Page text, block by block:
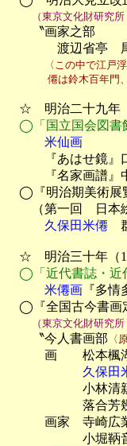
（東京文化財研究
〝画家之部
渡辺省亭　尾
〈この中で江戸
僊は鈴木百年門、清
☆　明治二十九年（
◯「国立国会図書
米仙画
『あはせ鏡』口
『名家画譜』中
◯『明治期美術展
（第一回　日本絵
久保田米僊
☆　明治三十年（
◯「近代書誌・近
米僊画 『多
◯『全国古今書画
（東京文化財研究
〝今人書画部 〈
画　　松本楓湖
久保田
小林清親　　東
落合芳幾　　
画家　寺崎広業
小堀鞆音　　